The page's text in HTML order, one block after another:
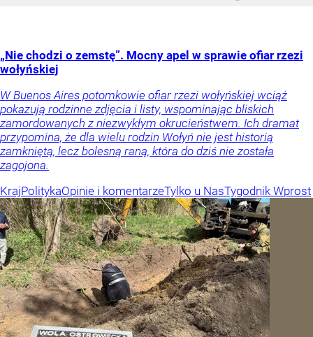
„Nie chodzi o zemstę”. Mocny apel w sprawie ofiar rzezi
wołyńskiej
W Buenos Aires potomkowie ofiar rzezi wołyńskiej wciąż
pokazują rodzinne zdjęcia i listy, wspominając bliskich
zamordowanych z niezwykłym okrucieństwem. Ich dramat
przypomina, że dla wielu rodzin Wołyń nie jest historią
zamkniętą, lecz bolesną raną, która do dziś nie została
zagojona.
KrajPolitykaOpinie i komentarzeTylko u NasTygodnik Wprost